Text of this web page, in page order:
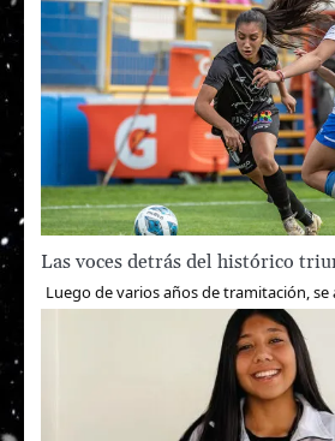
Las voces detrás del histórico
Luego de varios años de tramitación,